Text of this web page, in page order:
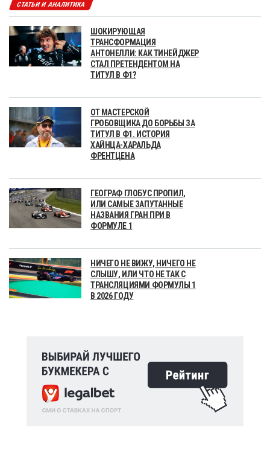
СТАТЬИ И АНАЛИТИКА
ШОКИРУЮЩАЯ
ТРАНСФОРМАЦИЯ
АНТОНЕЛЛИ: КАК ТИНЕЙДЖЕР
СТАЛ ПРЕТЕНДЕНТОМ НА
ТИТУЛ В Ф1?
ОТ МАСТЕРСКОЙ
ГРОБОВЩИКА ДО БОРЬБЫ ЗА
ТИТУЛ В Ф1. ИСТОРИЯ
ХАЙНЦА-ХАРАЛЬДА
ФРЕНТЦЕНА
ГЕОГРАФ ГЛОБУС ПРОПИЛ,
ИЛИ САМЫЕ ЗАПУТАННЫЕ
НАЗВАНИЯ ГРАН ПРИ В
ФОРМУЛЕ 1
НИЧЕГО НЕ ВИЖУ, НИЧЕГО НЕ
СЛЫШУ, ИЛИ ЧТО НЕ ТАК С
ТРАНСЛЯЦИЯМИ ФОРМУЛЫ 1
В 2026 ГОДУ